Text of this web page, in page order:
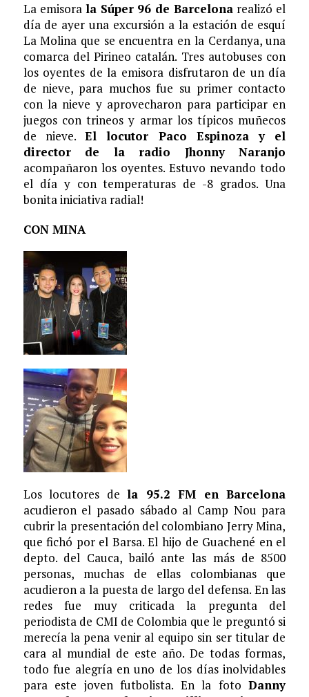
La emisora la Súper 96 de Barcelona realizó el
día de ayer una excursión a la estación de esquí
La Molina que se encuentra en la Cerdanya, una
comarca del Pirineo catalán. Tres autobuses con
los oyentes de la emisora disfrutaron de un día
de nieve, para muchos fue su primer contacto
con la nieve y aprovecharon para participar en
juegos con trineos y armar los típicos muñecos
de nieve.El locutor Paco Espinoza y el
director de la radio Jhonny Naranjo
acompañaron los oyentes. Estuvo nevando todo
el día y con temperaturas de -8 grados. Una
bonita iniciativa radial!
CON MINA
Los locutores dela 95.2 FM en Barcelona
acudieron el pasado sábado al Camp Nou para
cubrir la presentación del colombiano Jerry Mina,
que fichó por el Barsa. El hijo de Guachené en el
depto. del Cauca, bailó ante las más de 8500
personas, muchas de ellas colombianas que
acudieron a la puesta de largo del defensa. En las
redes fue muy criticada la pregunta del
periodista de CMI de Colombia que le preguntó si
merecía la pena venir al equipo sin ser titular de
cara al mundial de este año. De todas formas,
todo fue alegría en uno de los días inolvidables
para este joven futbolista. En la fotoDanny